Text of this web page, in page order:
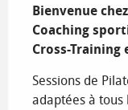
Bienvenue
Coaching
Cross-Training
Sessions de
adaptées à tous